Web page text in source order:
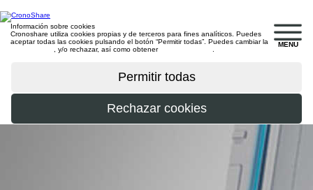
MENU
Información sobre cookies
Cronoshare utiliza cookies propias y de terceros para fines analíticos. Puedes
aceptar todas las cookies pulsando el botón “Permitir todas”. Puedes cambiar la
, y/o rechazar, así como obtener